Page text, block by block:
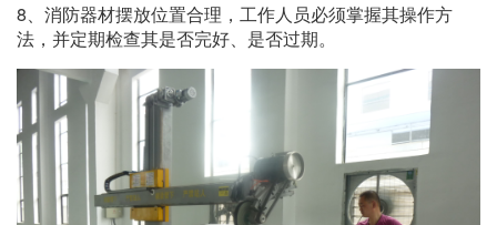
8、消防器材摆放位置合理，工作人员必须掌握其操作方
法，并定期检查其是否完好、是否过期。